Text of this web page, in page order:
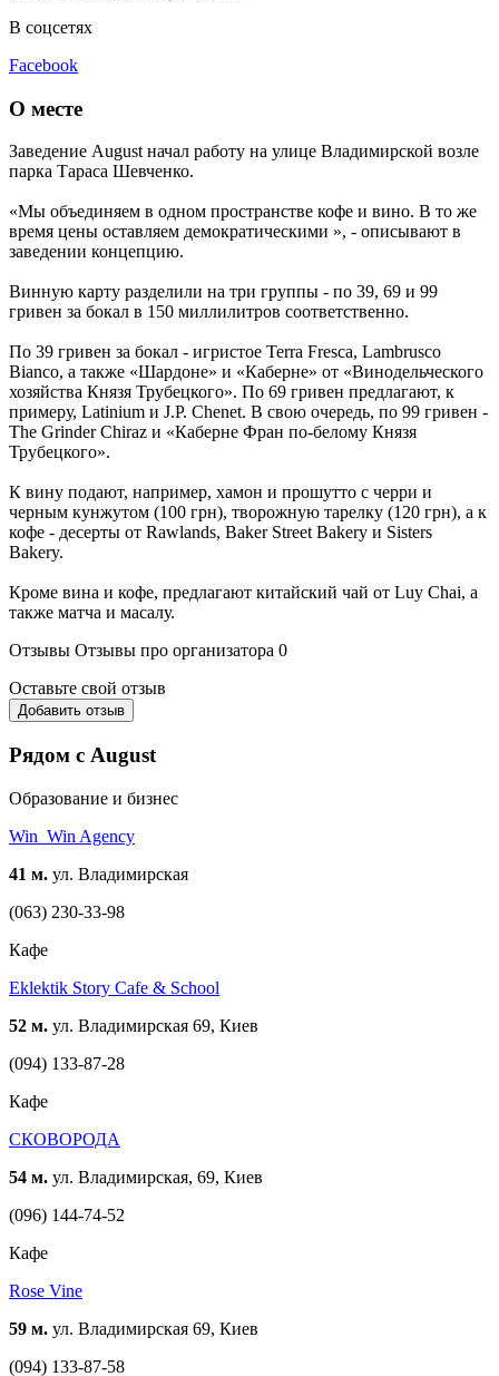
В соцсетях
Facebook
О месте
Заведение August начал работу на улице Владимирской возле
парка Тараса Шевченко.
«Мы объединяем в одном пространстве кофе и вино. В то же
время цены оставляем демократическими », - описывают в
заведении концепцию.
Винную карту разделили на три группы - по 39, 69 и 99
гривен за бокал в 150 миллилитров соответственно.
По 39 гривен за бокал - игристое Terra Fresca, Lambrusco
Bianco, а также «Шардоне» и «Каберне» от «Винодельческого
хозяйства Князя Трубецкого». По 69 гривен предлагают, к
примеру, Latinium и J.P. Chenet. В свою очередь, по 99 гривен -
The Grinder Chiraz и «Каберне Фран по-белому Князя
Трубецкого».
К вину подают, например, хамон и прошутто с черри и
черным кунжутом (100 грн), творожную тарелку (120 грн), а к
кофе - десерты от Rawlands, Baker Street Bakery и Sisters
Bakery.
Кроме вина и кофе, предлагают китайский чай от Luy Chai, а
также матча и масалу.
Отзывы Отзывы про организатора 0
Оставьте свой отзыв
Добавить отзыв
Рядом с August
Образование и бизнес
Win_Win Agency
41 м. ул. Владимирская
(063) 230-33-98
Кафе
Eklektik Story Cafe & School
52 м. ул. Владимирская 69, Киев
(094) 133-87-28
Кафе
СКОВОРОДА
54 м. ул. Владимирская, 69, Киев
(096) 144-74-52
Кафе
Rose Vine
59 м. ул. Владимирская 69, Киев
(094) 133-87-58